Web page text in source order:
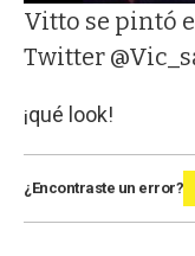
Vitto se pintó
Twitter
¡qué look!
¿Encontraste un error?